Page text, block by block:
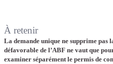
À retenir
La demande unique ne supprime pas
défavorable de l’ABF ne vaut que
examiner séparément le permis de